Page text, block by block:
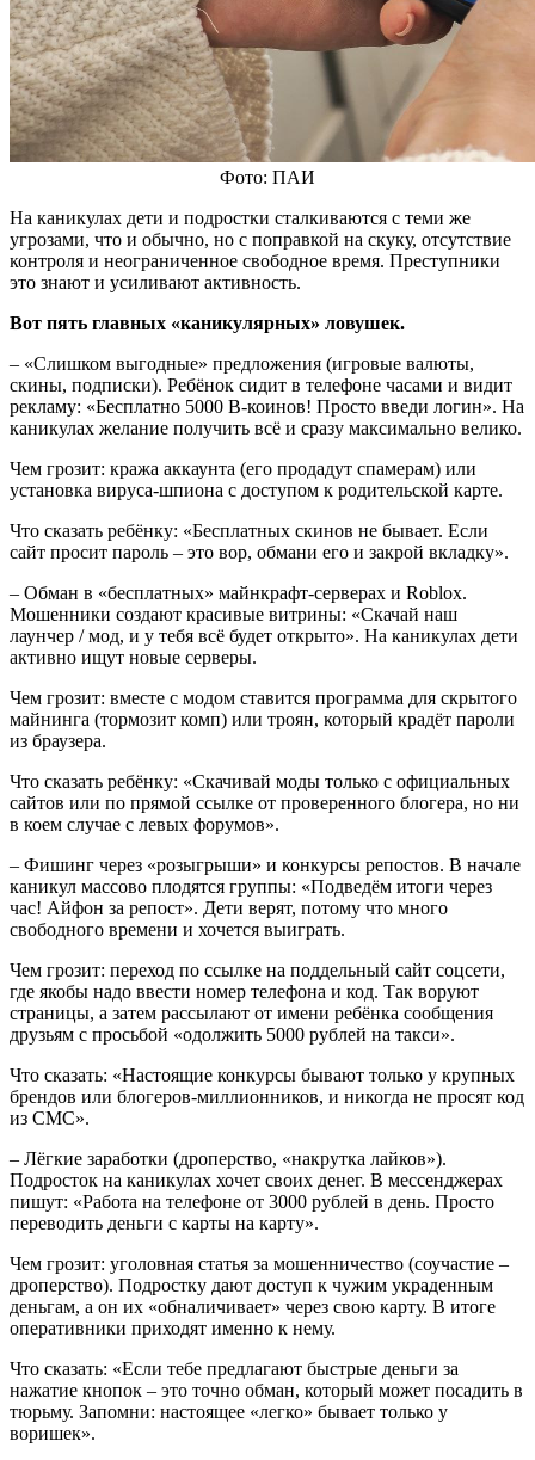
Фото: ПАИ
На каникулах дети и подростки сталкиваются с теми же
угрозами, что и обычно, но с поправкой на скуку, отсутствие
контроля и неограниченное свободное время. Преступники
это знают и усиливают активность.
Вот пять главных «каникулярных» ловушек.
– «Слишком выгодные» предложения (игровые валюты,
скины, подписки). Ребёнок сидит в телефоне часами и видит
рекламу: «Бесплатно 5000 В-коинов! Просто введи логин». На
каникулах желание получить всё и сразу максимально велико.
Чем грозит: кража аккаунта (его продадут спамерам) или
установка вируса-шпиона с доступом к родительской карте.
Что сказать ребёнку: «Бесплатных скинов не бывает. Если
сайт просит пароль – это вор, обмани его и закрой вкладку».
– Обман в «бесплатных» майнкрафт-серверах и Roblox.
Мошенники создают красивые витрины: «Скачай наш
лаунчер / мод, и у тебя всё будет открыто». На каникулах дети
активно ищут новые серверы.
Чем грозит: вместе с модом ставится программа для скрытого
майнинга (тормозит комп) или троян, который крадёт пароли
из браузера.
Что сказать ребёнку: «Скачивай моды только с официальных
сайтов или по прямой ссылке от проверенного блогера, но ни
в коем случае с левых форумов».
– Фишинг через «розыгрыши» и конкурсы репостов. В начале
каникул массово плодятся группы: «Подведём итоги через
час! Айфон за репост». Дети верят, потому что много
свободного времени и хочется выиграть.
Чем грозит: переход по ссылке на поддельный сайт соцсети,
где якобы надо ввести номер телефона и код. Так воруют
страницы, а затем рассылают от имени ребёнка сообщения
друзьям с просьбой «одолжить 5000 рублей на такси».
Что сказать: «Настоящие конкурсы бывают только у крупных
брендов или блогеров-миллионников, и никогда не просят код
из СМС».
– Лёгкие заработки (дроперство, «накрутка лайков»).
Подросток на каникулах хочет своих денег. В мессенджерах
пишут: «Работа на телефоне от 3000 рублей в день. Просто
переводить деньги с карты на карту».
Чем грозит: уголовная статья за мошенничество (соучастие –
дроперство). Подростку дают доступ к чужим украденным
деньгам, а он их «обналичивает» через свою карту. В итоге
оперативники приходят именно к нему.
Что сказать: «Если тебе предлагают быстрые деньги за
нажатие кнопок – это точно обман, который может посадить в
тюрьму. Запомни: настоящее «легко» бывает только у
воришек».